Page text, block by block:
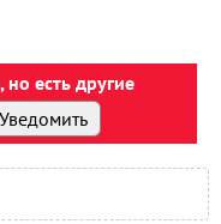
есть другие
Уведомить